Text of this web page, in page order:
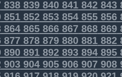
838839840841842843
851852853854855856
864865866867868869
877878879880881882
890891892893894895
903904905906907908